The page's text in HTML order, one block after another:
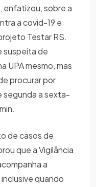
enfatizou, sobre a
a covid-19 e
Testar RS.
suspeita de
UPA mesmo, mas
procurar por
segunda a sexta-
de casos de
que a Vigilância
a
quando